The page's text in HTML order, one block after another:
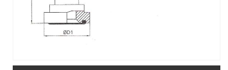
Hidrolik Hortumlar
Alfagomma